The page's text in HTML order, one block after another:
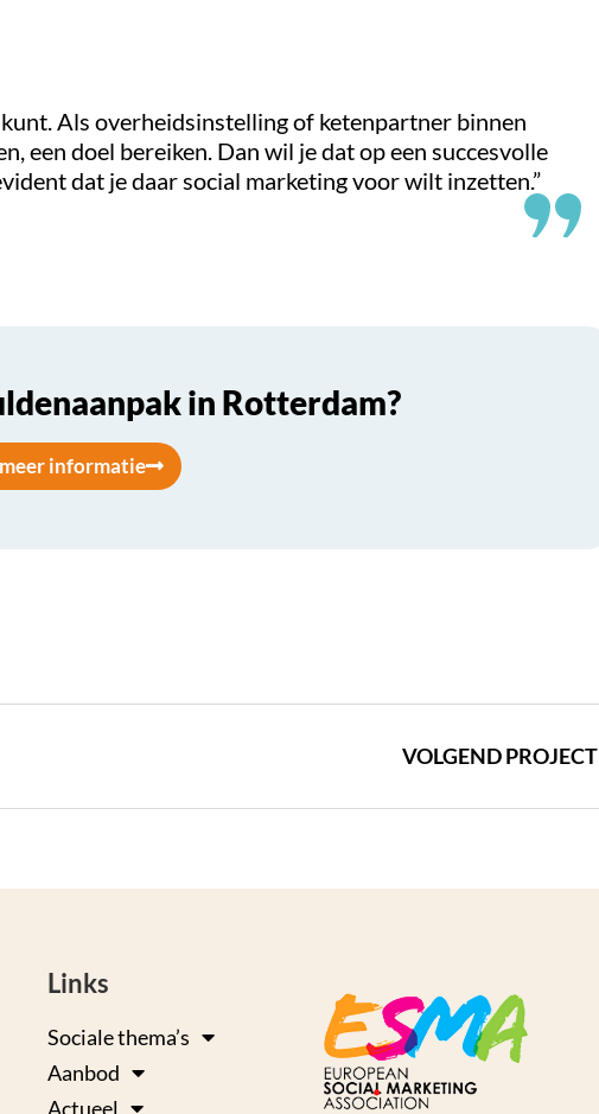
Als overheidsinstelling of ketenpartner binnen
een doel bereiken. Dan wil je dat op een succesvolle
dat je daar social marketing voor wilt inzetten.”
in Rotterdam?
informatie
VOLGEND PROJECT
Links
Sociale thema’s
Aanbod
Actueel